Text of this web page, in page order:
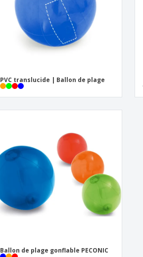
PVC translucide | Ballon de plage
Ballon de plage gonflable PECONIC